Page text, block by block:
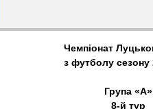
Чемпіонат
з футболу сезону
Група «А»
8-й тур